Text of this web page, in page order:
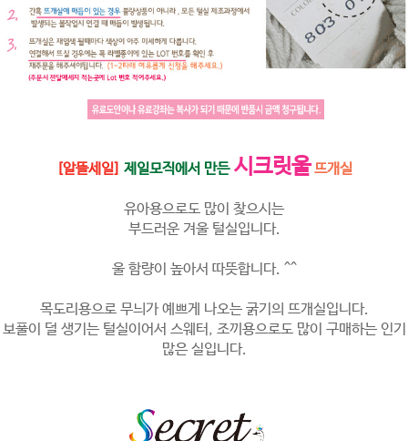
[알뜰세일] 제일모직에서 만든 시크릿울 뜨개실
유아용으로도 많이 찾으시는
부드러운 겨울 털실입니다.
울 함량이 높아서 따뜻합니다. ^^
목도리용으로 무늬가 예쁘게 나오는 굵기의 뜨개실입니다.
보풀이 덜 생기는 털실이어서 스웨터, 조끼용으로도 많이 구매하는 인기
많은 실입니다.